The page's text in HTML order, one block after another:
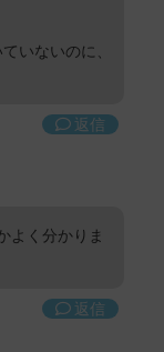
いないのに、
返信
よく分かりま
返信